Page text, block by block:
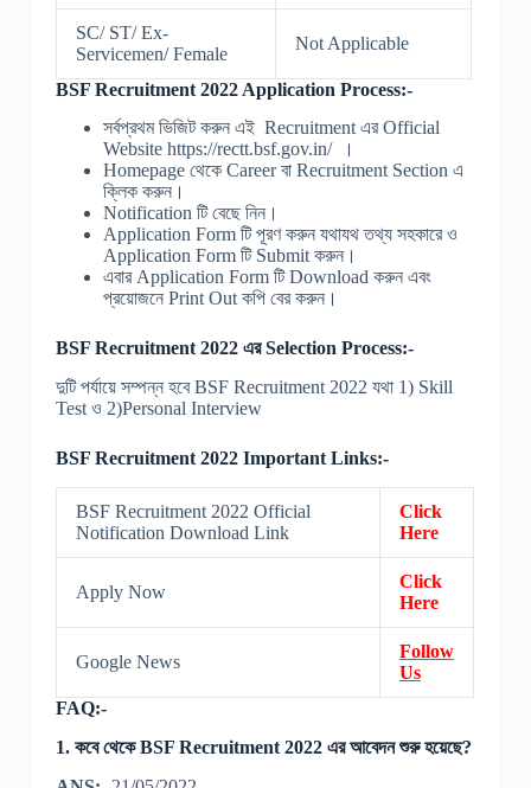
SC/ ST/ Ex-
Servicemen/ Female
Not Applicable
BSF Recruitment 2022 Application Process:-
সর্বপ্রথম ভিজিট করুন এই Recruitment এর Official
Website https://rectt.bsf.gov.in/ ।
Homepage থেকে Career বা Recruitment Section এ
ক্লিক করুন।
Notification টি বেছে নিন।
Application Form টি পূরণ করুন যথাযথ তথ্য সহকারে ও
Application Form টি Submit করুন।
এবার Application Form টি Download করুন এবং
প্রয়োজনে Print Out কপি বের করুন।
BSF Recruitment 2022 এর Selection Process:-
দুটি পর্যায়ে সম্পন্ন হবে BSF Recruitment 2022 যথা 1) Skill
Test ও 2)Personal Interview
BSF Recruitment 2022 Important Links:-
BSF Recruitment 2022 Official
Notification Download Link
Click
Here
Apply Now
Click
Here
Google News
Follow
Us
FAQ:-
1. কবে থেকে BSF Recruitment 2022 এর আবেদন শুরু হয়েছে?